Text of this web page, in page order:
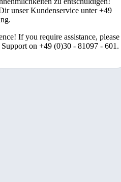
unser Kundenservice unter +49
If you require assistance, please
on +49 (0)30 - 81097 - 601.